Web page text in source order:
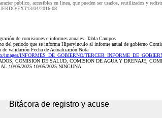
público, accesibles en linea, que pueden ser usados, reutilizados y
EXT13/04/2016-08
de comisiones e informes anuales. Tabla Campos
del periodo que se informa Hipervínculo al informe anual de gobierno
validación Fecha de Actualización Nota
images/INFORMES_DE_GOBIERNO/
COMISION DE SALUD, COMISION DE AGUA Y DRENAJE,
10/05/2025 10/05/2025 NINGUNA
Bitácora de registro y acuse